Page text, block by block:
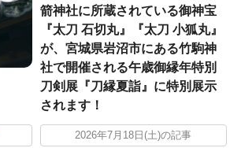
箭神社に所蔵されている御神宝
『太刀 石切丸』『太刀 小狐丸』
が、宮城県岩沼市にある竹駒神
社で開催される午歳御縁年特別
刀剣展『刀縁夏詣』に特別展示
されます！
2026年7月18日(土)の記事